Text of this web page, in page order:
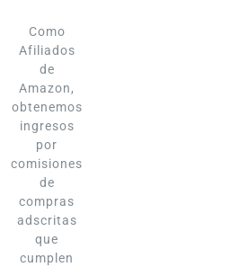
Como
Afiliados
de
Amazon,
obtenemos
ingresos
por
comisiones
de
compras
adscritas
que
cumplen